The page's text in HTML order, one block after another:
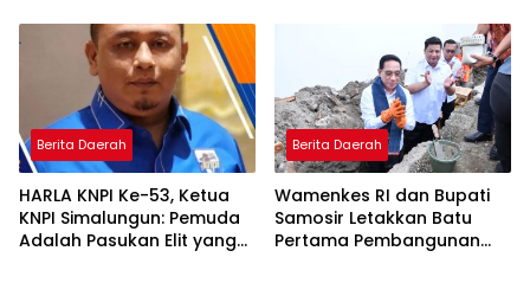
Perencanaan Matang
Berita Daerah
HARLA KNPI Ke-53, Ketua
KNPI Simalungun: Pemuda
Adalah Pasukan Elit yang
Berita Daerah
Wamenkes RI dan Bupati
Samosir Letakkan Batu
Pertama Pembangunan